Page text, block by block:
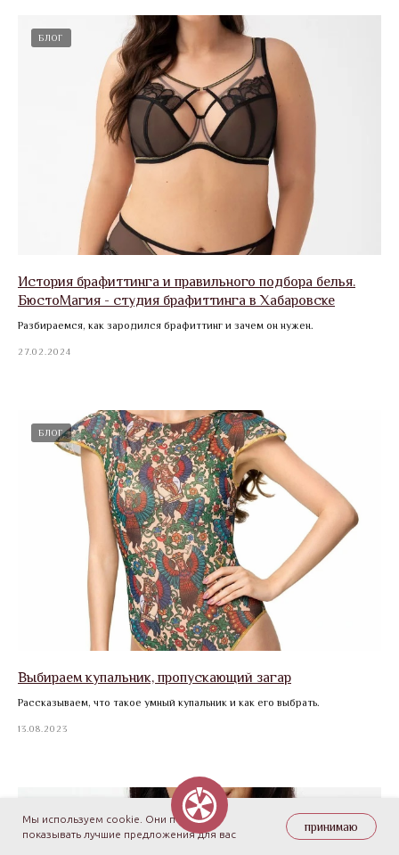
Мы используем cookie. Они помогают
показывать лучшие предложения для вас
принимаю
БЛОГ
История брафиттинга и правильного подбора белья.
БюстоМагия - студия брафиттинга в Хабаровске
Разбираемся, как зародился брафиттинг и зачем он нужен.
27.02.2024
БЛОГ
Выбираем купальник, пропускающий загар
Рассказываем, что такое умный купальник и как его выбрать.
13.08.2023